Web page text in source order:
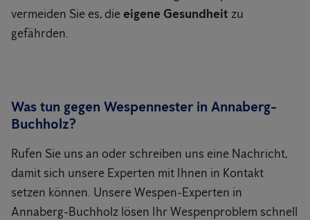
vermeiden Sie es, die eigene Gesundheit zu
gefährden.
Was tun gegen Wespennester in Annaberg-
Buchholz?
Rufen Sie uns an oder schreiben uns eine Nachricht,
damit sich unsere Experten mit Ihnen in Kontakt
setzen können. Unsere Wespen-Experten in
Annaberg-Buchholz lösen Ihr Wespenproblem schnell